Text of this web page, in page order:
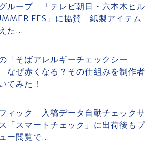
ループ 「テレビ朝日・六本木ヒル
FES」に協賛 紙製アイテム
た...
「そばアレルギーチェックシー
なぜ赤くなる？その仕組みを制作者
てみた！
ィック 入稿データ自動チェックサ
「スマートチェック」に出荷後もプ
ー閲覧で...